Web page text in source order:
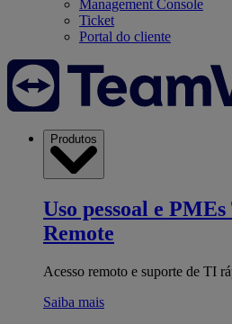
Management Console
Ticket
Portal do cliente
Produtos
Uso pessoal e PMEs
Remote
Acesso remoto e suporte de TI
Saiba mais